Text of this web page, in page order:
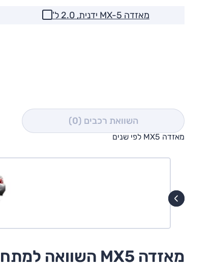
מאזדה MX-5 ידנית, 2.0 ל'
השוואת רכבים (0)
מאזדה MX5 לפי שנים
מאזדה MX5 השוואה למתחרים